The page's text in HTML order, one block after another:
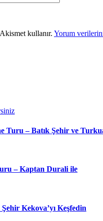
kullanır. Yorum
Turu – Batık Şehir ve
– Kaptan Durali ile
Kekova’yı Keşfedin